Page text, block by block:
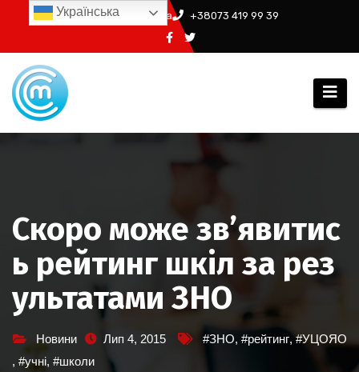
Перейти
вмісту
info@ssm.in.ua +38073 419 99 39
Скоро може зв’явитис
ь рейтинг шкіл за рез
ультатами ЗНО
Новини Лип 4, 2015 #ЗНО, #рейтинг,#УЦОЯО
, #учні, #школи
Українська